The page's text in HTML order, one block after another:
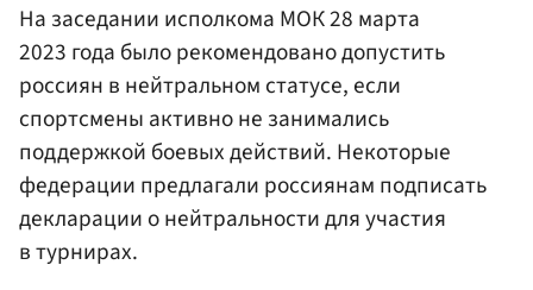
На заседании исполкома МОК 28 марта
2023 года было рекомендовано допустить
россиян в нейтральном статусе, если
спортсмены активно не занимались
поддержкой боевых действий. Некоторые
федерации предлагали россиянам подписать
декларации о нейтральности для участия
в турнирах.